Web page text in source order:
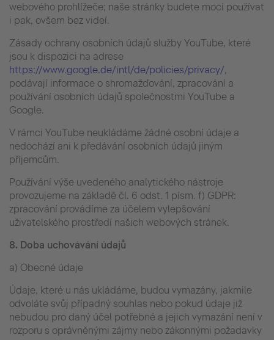
webového prohlížeče; naše stránky budete moci používat
i pak, ovšem bez videí.
Zásady ochrany osobních údajů služby YouTube, které
jsou k dispozici na adrese
https://www.google.de/intl/de/policies/privacy/,
podávají informace o shromažďování, zpracování a
používání osobních údajů společnostmi YouTube a
Google.
V rámci YouTube neukládáme žádné osobní údaje a
nedochází ani k předávání osobních údajů jiným
příjemcům.
Používání výše uvedeného analytického nástroje
provozujeme na základě čl. 6 odst. 1 písm. f) GDPR:
zpracování provádíme za účelem vylepšování
uživatelského prostředí našich webových stránek.
8. Doba uchovávání údajů
a) Obecné údaje
Údaje, které u nás ukládáme, budou vymazány, jakmile
odvoláte svůj případný souhlas nebo pokud údaje již
nebudou pro daný účel potřebné a jejich vymazání není v
rozporu s oprávněnými zájmy nebo zákonnými požadavky